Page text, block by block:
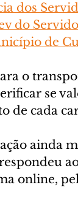
dos
do
de
o
se
de cada
ainda
online,